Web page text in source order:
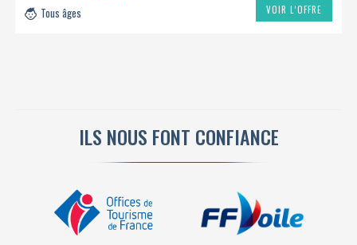
Tous âges
VOIR L’OFFRE
ILS NOUS FONT CONFIANCE